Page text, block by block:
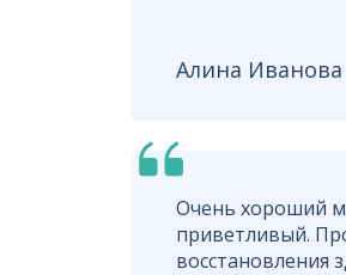
Алина Иванова
Очень хороший
приветливый.
восстановления